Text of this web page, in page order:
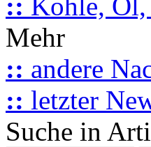
Mehr
:: andere
:: letzter
Suche in